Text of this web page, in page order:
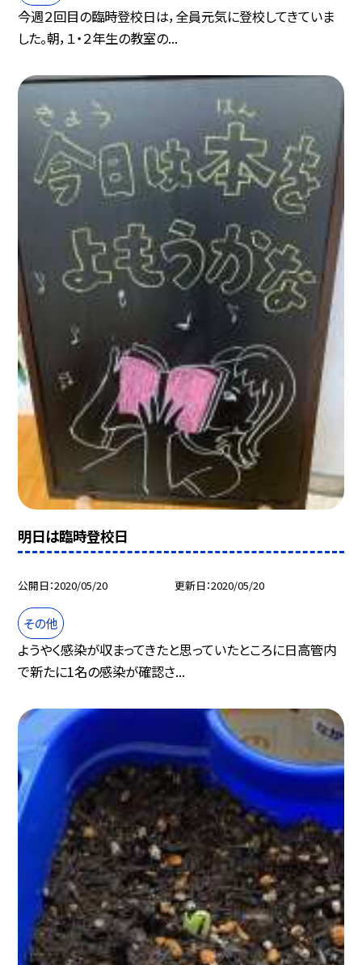
今週２回目の臨時登校日は，全員元気に登校してきていま
した。朝，１・２年生の教室の...
明日は臨時登校日
公開日 2020/05/20 更新日 2020/05/20
その他
ようやく感染が収まってきたと思っていたところに日高管内
で新たに1名の感染が確認さ...